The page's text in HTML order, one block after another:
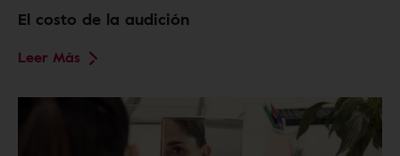
El costo de la audición
Leer Más